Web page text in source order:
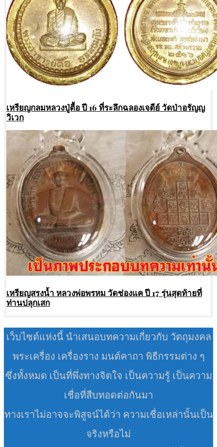
เหรียญกลมหลวงปู่ตื้อ ปี 16 ที่ระลึกฉลองเจดีย์ วัดป่าอรัญญ
วิเวก
เหรียญสรงน้ำ หลวงพ่อพรหม วัดช่องแค ปี 17 รุ่นสุดท้ายที่
ท่านปลุกเสก
เว็บไซต์แห่งนี้ นำเสนอบทความเกี่ยวกับ วัตถุมงคล
พระเครื่อง เครื่องราง มนต์คาถา พิธีกรรมต่าง ๆ
ซึ่งทั้งหมด เป็นที่พึ่งทางจิตใจ เป็นความรู้ เป็นความ
เชื่อที่สืบทอดต่อกันมา
ทางเราไม่อาจจะพิสูจน์ได้ว่า ความเชื่อเหล่านั้นเป็น
จริงหรือไม่